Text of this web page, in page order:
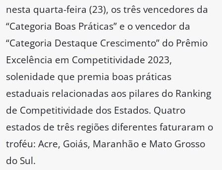
nesta quarta-feira (23), os três vencedores da
“Categoria Boas Práticas” e o vencedor da
“Categoria Destaque Crescimento” do Prêmio
Excelência em Competitividade 2023,
solenidade que premia boas práticas
estaduais relacionadas aos pilares do Ranking
de Competitividade dos Estados. Quatro
estados de três regiões diferentes faturaram o
troféu: Acre, Goiás, Maranhão e Mato Grosso
do Sul.